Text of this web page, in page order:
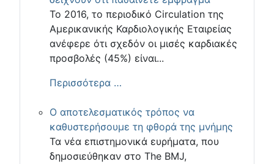
Το 2016, το περιοδικό Circulation της
Αμερικανικής Καρδιολογικής Εταιρείας
ανέφερε ότι σχεδόν οι μισές καρδιακές
προσβολές (45%) είναι...
Περισσότερα …
Ο αποτελεσματικός τρόπος να
καθυστερήσουμε τη φθορά της μνήμης
Τα νέα επιστημονικά ευρήματα, που
δημοσιεύθηκαν στο The BMJ,